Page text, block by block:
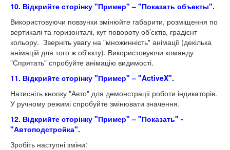
10. Відкрийте сторінку "Пример" – "Показать объекты".
Використовуючи повзунки змінюйте габарити, розміщення по
вертикалі та горизонталі, кут повороту об’єктів, градієнт
кольору. Зверніть увагу на "множинність" анімації (декілька
анімацій для того ж об'єкту). Використовуючи команду
"Спрятать" спробуйте анімацію видимості.
11. Відкрийте сторінку "Пример" – "ActiveX".
Натисніть кнопку "Авто" для демонстрації роботи індикаторів.
У ручному режимі спробуйте змінювати значення.
12. Відкрийте сторінку "Пример" – "Показать" -
"Автоподстройка".
Зробіть наступні зміни: